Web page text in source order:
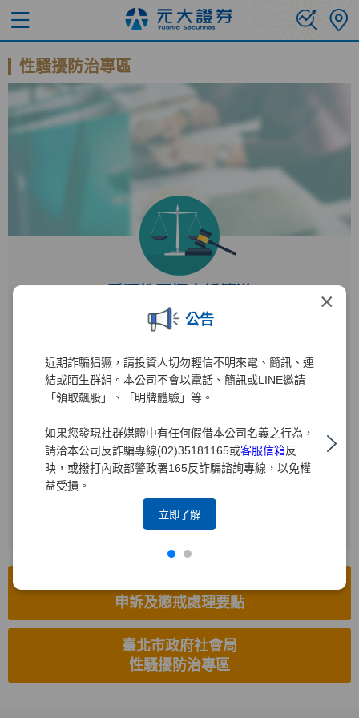
×
公告
近期詐騙猖獗，請投資人切勿輕信不明來電、簡訊、連
結或陌生群組。本公司不會以電話、簡訊或LINE邀請
「領取飆股」、「明牌體驗」等。
如果您發現社群媒體中有任何假借本公司名義之行為，
請洽本公司反詐騙專線(02)35181165或客服信箱反
映，或撥打內政部警政署165反詐騙諮詢專線，以免權
益受損。
立即了解
性騷擾防治專區
受理單位
受理電話
(02)2719-1715
電子信箱
hr8585.brk@yuanta.com
(02)2514-8626
申訴及懲戒處理要點
臺北市政府社會局
性騷擾防治專區